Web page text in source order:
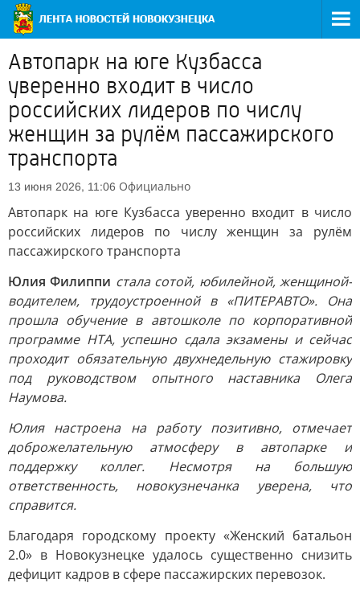
Автопарк на юге Кузбасса
уверенно входит в число
российских лидеров по числу
женщин за рулём пассажирского
транспорта
13 июня 2026, 11:06 Официально
Автопарк на юге Кузбасса уверенно входит в число
российских лидеров по числу женщин за рулём
пассажирского транспорта
Юлия Филиппи стала сотой, юбилейной, женщиной-
водителем, трудоустроенной в «ПИТЕРАВТО». Она
прошла обучение в автошколе по корпоративной
программе НТА, успешно сдала экзамены и сейчас
проходит обязательную двухнедельную стажировку
под руководством опытного наставника Олега
Наумова.
Юлия настроена на работу позитивно, отмечает
доброжелательную атмосферу в автопарке и
поддержку коллег. Несмотря на большую
ответственность, новокузнечанка уверена, что
справится.
Благодаря городскому проекту «Женский батальон
2.0» в Новокузнецке удалось существенно снизить
дефицит кадров в сфере пассажирских перевозок.